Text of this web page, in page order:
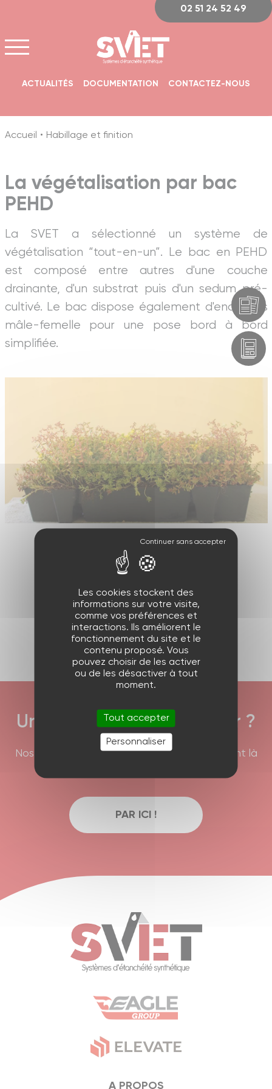
ACTUALITÉS DOCUMENTATION CONTACTEZ-NOUS
02 51 24 52 49
Accueil Habillage et finition
La végétalisation par bac
PEHD
La SVET a sélectionné un système de
végétalisation “tout-en-un”. Le bac en PEHD
est composé entre autres d'une couche
drainante, d'un substrat puis d'un sedum pré-
cultivé. Le bac dispose également d'encoches
mâle-femelle pour une pose bord à bord
simplifiée.
Produit précédent
Produit suivant
Une question à nous poser ?
Nos équipes commerciales et techniques sont là
PAR ICI !
A PROPOS
Les cookies stockent des
informations sur votre visite,
comme vos préférences et
interactions. Ils améliorent le
fonctionnement du site et le
contenu proposé. Vous
pouvez choisir de les activer
ou de les désactiver à tout
moment.
Tout accepter
Personnaliser